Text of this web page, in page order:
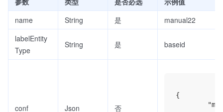
name
String 是
manual22
labelEntity
Type
String 是 baseid
conf Json 否
{